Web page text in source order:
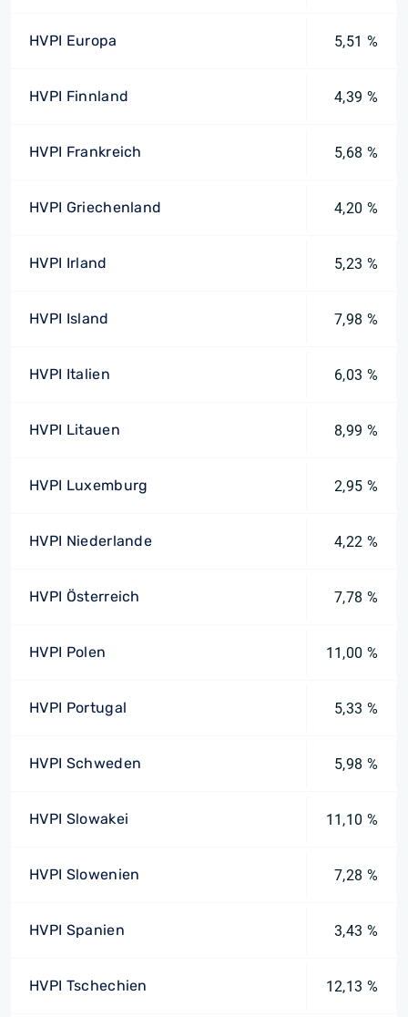
HVPI Europa 5,51 %
HVPI Finnland 4,39 %
HVPI Frankreich 5,68 %
HVPI Griechenland 4,20 %
HVPI Irland 5,23 %
HVPI Island 7,98 %
HVPI Italien 6,03 %
HVPI Litauen 8,99 %
HVPI Luxemburg 2,95 %
HVPI Niederlande 4,22 %
HVPI Österreich 7,78 %
HVPI Polen 11,00 %
HVPI Portugal 5,33 %
HVPI Schweden 5,98 %
HVPI Slowakei 11,10 %
HVPI Slowenien 7,28 %
HVPI Spanien 3,43 %
HVPI Tschechien 12,13 %